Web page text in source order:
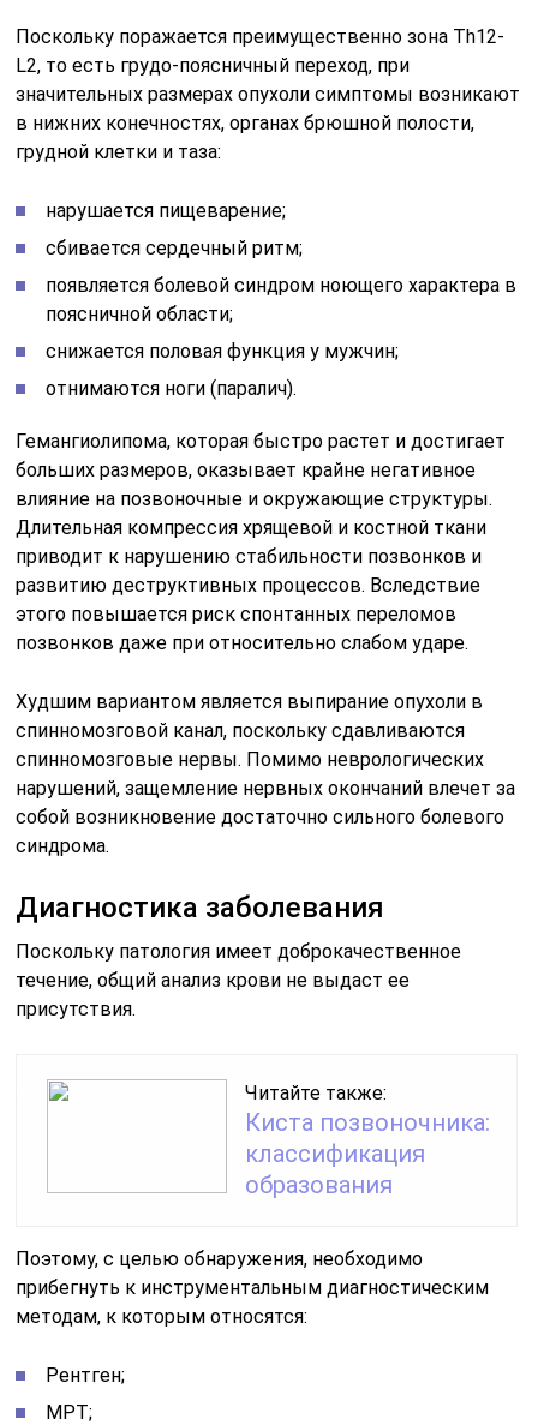
Поскольку поражается преимущественно зона Th12-
L2, то есть грудо-поясничный переход, при
значительных размерах опухоли симптомы возникают
в нижних конечностях, органах брюшной полости,
грудной клетки и таза:
нарушается пищеварение;
сбивается сердечный ритм;
появляется болевой синдром ноющего характера в
поясничной области;
снижается половая функция у мужчин;
отнимаются ноги (паралич).
Гемангиолипома, которая быстро растет и достигает
больших размеров, оказывает крайне негативное
влияние на позвоночные и окружающие структуры.
Длительная компрессия хрящевой и костной ткани
приводит к нарушению стабильности позвонков и
развитию деструктивных процессов. Вследствие
этого повышается риск спонтанных переломов
позвонков даже при относительно слабом ударе.
Худшим вариантом является выпирание опухоли в
спинномозговой канал, поскольку сдавливаются
спинномозговые нервы. Помимо неврологических
нарушений, защемление нервных окончаний влечет за
собой возникновение достаточно сильного болевого
синдрома.
Диагностика заболевания
Поскольку патология имеет доброкачественное
течение, общий анализ крови не выдаст ее
присутствия.
Читайте также:
Киста позвоночника:
классификация
образования
Поэтому, с целью обнаружения, необходимо
прибегнуть к инструментальным диагностическим
методам, к которым относятся:
Рентген;
МРТ;